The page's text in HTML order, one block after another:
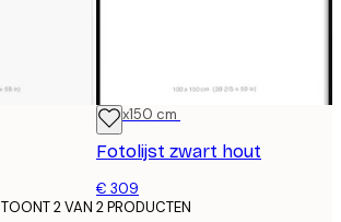
100x150 cm
Fotolijst zwart hout
€ 309
TOONT 2 VAN 2 PRODUCTEN